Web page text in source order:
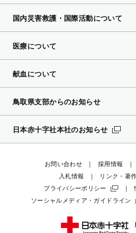
国内災害救護・国際活動について
医療について
献血について
鳥取県支部からのお知らせ
日本赤十字社本社のお知らせ
お問い合わせ 採用情報
入札情報
リンク・著
プライバシーポリシー
ソーシャルメディア・ガイドライン